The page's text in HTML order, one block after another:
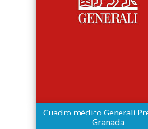
Cuadro médico Generali
Granada